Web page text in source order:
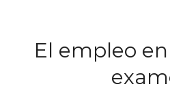
El empleo